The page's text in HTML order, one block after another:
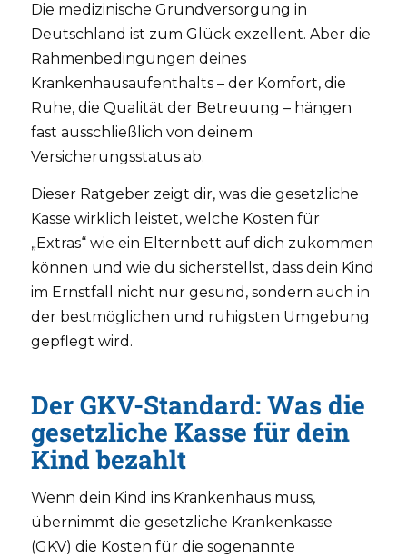
Die medizinische Grundversorgung in
Deutschland ist zum Glück exzellent. Aber die
Rahmenbedingungen deines
Krankenhausaufenthalts – der Komfort, die
Ruhe, die Qualität der Betreuung – hängen
fast ausschließlich von deinem
Versicherungsstatus ab.
Dieser Ratgeber zeigt dir, was die gesetzliche
Kasse wirklich leistet, welche Kosten für
„Extras“ wie ein Elternbett auf dich zukommen
können und wie du sicherstellst, dass dein Kind
im Ernstfall nicht nur gesund, sondern auch in
der bestmöglichen und ruhigsten Umgebung
gepflegt wird.
Der GKV-Standard: Was die
gesetzliche Kasse für dein
Kind bezahlt
Wenn dein Kind ins Krankenhaus muss,
übernimmt die gesetzliche Krankenkasse
(GKV) die Kosten für die sogenannte